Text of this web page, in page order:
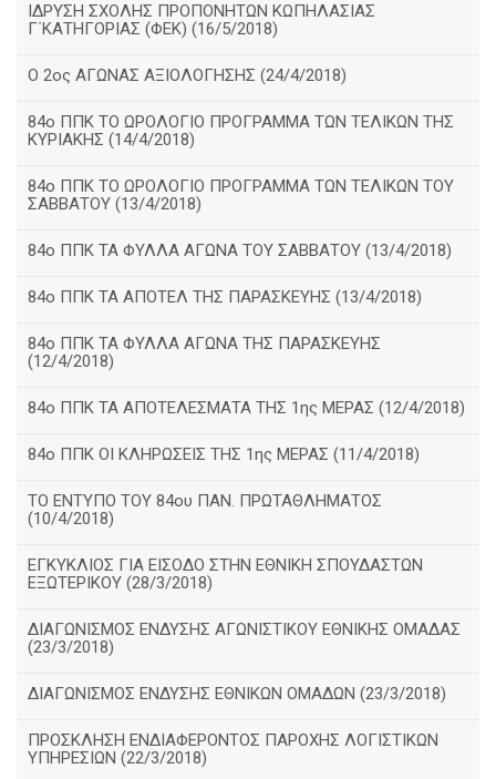
ΙΔΡΥΣΗ ΣΧΟΛΗΣ ΠΡΟΠΟΝΗΤΩΝ ΚΩΠΗΛΑΣΙΑΣ
Γ΄ΚΑΤΗΓΟΡΙΑΣ (ΦΕΚ) (16/5/2018)
O 2ος ΑΓΩΝΑΣ ΑΞΙΟΛΟΓΗΣΗΣ (24/4/2018)
84ο ΠΠΚ ΤΟ ΩΡΟΛΟΓΙΟ ΠΡΟΓΡΑΜΜΑ ΤΩΝ ΤΕΛΙΚΩΝ ΤΗΣ
ΚΥΡΙΑΚΗΣ (14/4/2018)
84ο ΠΠΚ ΤΟ ΩΡΟΛΟΓΙΟ ΠΡΟΓΡΑΜΜΑ ΤΩΝ ΤΕΛΙΚΩΝ ΤΟΥ
ΣΑΒΒΑΤΟΥ (13/4/2018)
84ο ΠΠΚ ΤΑ ΦΥΛΛΑ ΑΓΩΝΑ ΤΟΥ ΣΑΒΒΑΤΟΥ (13/4/2018)
84ο ΠΠΚ ΤΑ ΑΠΟΤΕΛ ΤΗΣ ΠΑΡΑΣΚΕΥΗΣ (13/4/2018)
84ο ΠΠΚ ΤΑ ΦΥΛΛΑ ΑΓΩΝΑ ΤΗΣ ΠΑΡΑΣΚΕΥΗΣ
(12/4/2018)
84ο ΠΠΚ ΤΑ ΑΠΟΤΕΛΕΣΜΑΤΑ ΤΗΣ 1ης ΜΕΡΑΣ (12/4/2018)
84ο ΠΠΚ ΟΙ ΚΛΗΡΩΣΕΙΣ ΤΗΣ 1ης ΜΕΡΑΣ (11/4/2018)
ΤΟ ΕΝΤΥΠΟ ΤΟΥ 84ου ΠΑΝ. ΠΡΩΤΑΘΛΗΜΑΤΟΣ
(10/4/2018)
ΕΓΚΥΚΛΙΟΣ ΓΙΑ ΕΙΣΟΔΟ ΣΤΗΝ ΕΘΝΙΚΗ ΣΠΟΥΔΑΣΤΩΝ
ΕΞΩΤΕΡΙΚΟΥ (28/3/2018)
ΔΙΑΓΩΝΙΣΜΟΣ ΕΝΔΥΣΗΣ ΑΓΩΝΙΣΤΙΚΟΥ ΕΘΝΙΚΗΣ ΟΜΑΔΑΣ
(23/3/2018)
ΔΙΑΓΩΝΙΣΜΟΣ ΕΝΔΥΣΗΣ ΕΘΝΙΚΩΝ ΟΜΑΔΩΝ (23/3/2018)
ΠΡΟΣΚΛΗΣΗ ΕΝΔΙΑΦΕΡΟΝΤΟΣ ΠΑΡΟΧΗΣ ΛΟΓΙΣΤΙΚΩΝ
ΥΠΗΡΕΣΙΩΝ (22/3/2018)